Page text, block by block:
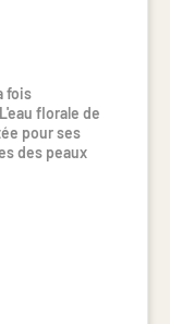
fois
florale de
pour ses
des peaux